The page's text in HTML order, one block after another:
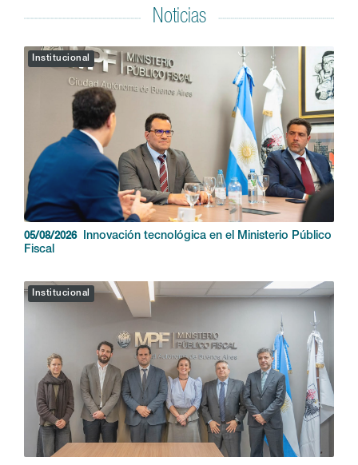
Noticias
Institucional
05/08/2026
Innovación tecnológica en el Ministerio Público
Fiscal
Institucional